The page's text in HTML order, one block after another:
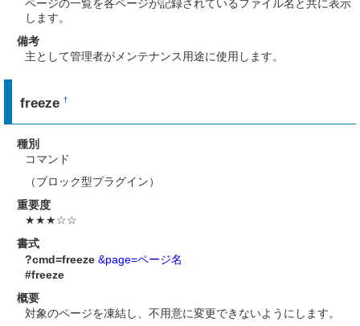
ページの一覧を各ページが記録されているファイル名と共に表示
します。
備考
主として管理者がメンテナンス用途に使用します。
freeze†
種別
コマンド
（ブロック型プラグイン）
重要度
★★★☆☆
書式
?cmd=freeze &page=ページ名
#freeze
概要
対象のページを凍結し、不用意に変更できないようにします。